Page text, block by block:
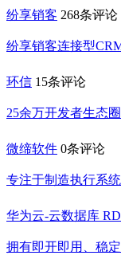
纷享销客 268条评论
纷享销客连接型
环信 15条评论
25余万开发者生态
微缔软件 0条评论
专注于制造执行系
华为云-云数据库
拥有即开即用、稳